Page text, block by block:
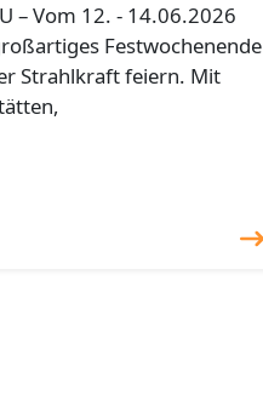
– Vom 12. - 14.06.2026
Festwochenende
Strahlkraft feiern. Mit